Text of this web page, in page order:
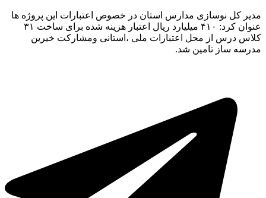
مدیر کل نوسازی مدارس استان در خصوص اعتبارات این پروژه ها
عنوان کرد: ۴۱۰ میلیارد ریال اعتبار هزینه شده برای ساخت ۳۱
کلاس درس از محل اعتبارات ملی ،استانی ومشارکت خیرین
مدرسه ساز تامین شد.